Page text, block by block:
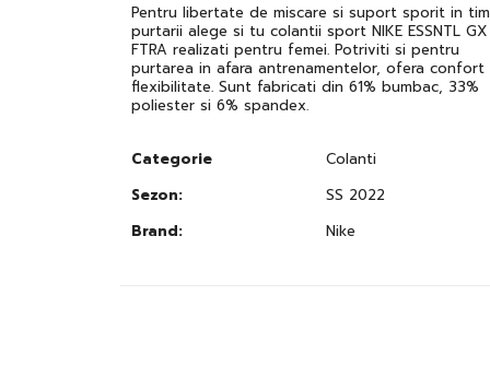
Pentru libertate de miscare si suport sporit in
purtarii alege si tu colantii sport NIKE ESSNTL GX
FTRA realizati pentru femei. Potriviti si pentru
purtarea in afara antrenamentelor, ofera confort
flexibilitate. Sunt fabricati din 61% bumbac, 33%
poliester si 6% spandex.
Categorie
Colanti
Sezon:
SS 2022
Brand:
Nike